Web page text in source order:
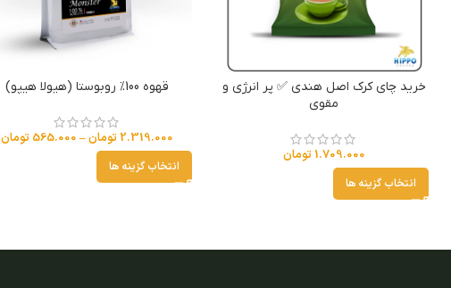
خرید چای کرک اصل هندی ✅ پر انرژی و
مقوی
1.709.000 تومان
انتخاب گزینه ها
قهوه 100% روبوستا (هیولا هیپو)
2.319.000 تومان–
565.000 تومان
انتخاب گزینه ها